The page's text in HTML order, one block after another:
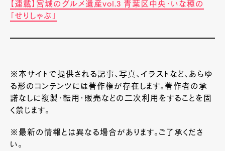
【連載】宮城のグルメ遺産vol.3 青葉区中央・いな穂の
「せりしゃぶ」
※本サイトで提供される記事、写真、イラストなど、あらゆ
る形のコンテンツには著作権が存在します。著作者の承
諾なしに複製・転用・販売などの二次利用をすることを固
く禁じます。
※最新の情報とは異なる場合があります。ご了承くださ
い。